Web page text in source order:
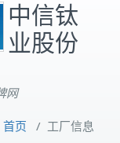
中信钛
业股份
网
首页 / 工厂信息